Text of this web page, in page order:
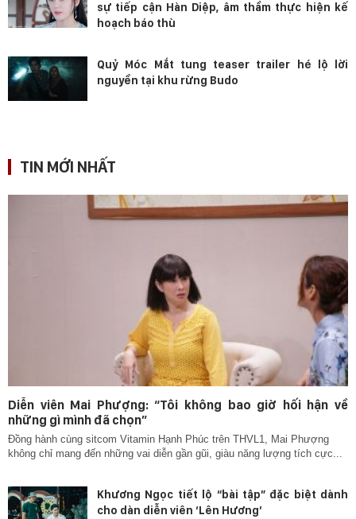
sự tiếp cận Hàn Diệp, âm thầm thực hiện kế
hoạch báo thù
Quỷ Móc Mắt tung teaser trailer hé lộ lời
nguyền tại khu rừng Budo
TIN MỚI NHẤT
Diễn viên Mai Phượng: “Tôi không bao giờ hối hận về
những gì mình đã chọn”
Đồng hành cùng sitcom Vitamin Hạnh Phúc trên THVL1, Mai Phượng
không chỉ mang đến những vai diễn gần gũi, giàu năng lượng tích cực...
Khương Ngọc tiết lộ “bài tập” đặc biệt dành
cho dàn diễn viên ‘Lên Hương’